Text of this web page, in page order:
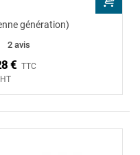
génération)
2 avis
€ TTC